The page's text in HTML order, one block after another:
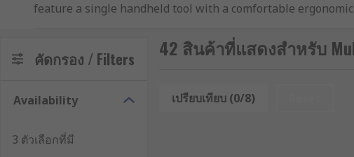
feature a single handheld tool with a comfortable
scrape in various materials including wood, metal,
Engraving Tools
- Engraving tools perform delicate
Multicutters
- multi cutters or oscillating multi-tools
คัดกรอง / Filters
Availability
3 ตัวเลือกที่มี
42 สินค้าที่แสดงสำหรับ
เปรียบเทียบ (0/8)